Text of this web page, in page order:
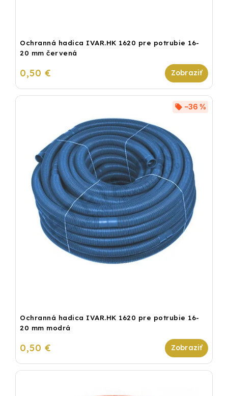
Ochranná hadica IVAR.HK 1620 pre potrubie 16-
20 mm červená
0,50 €
Ochranná hadica IVAR.HK 1620 pre potrubie 16-
20 mm modrá
–36 %
0,50 €